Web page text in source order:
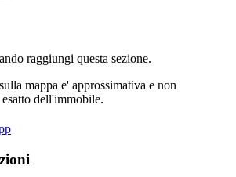
raggiungi questa sezione.
mappa e' approssimativa e non
dell'immobile.